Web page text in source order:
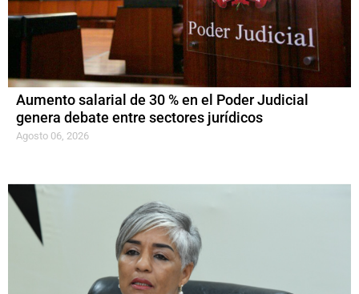
Aumento salarial de 30 % en el Poder Judicial
genera debate entre sectores jurídicos
Agosto 06, 2026